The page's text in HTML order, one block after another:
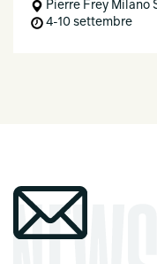
Pierre Frey Milano
4-10 settembre